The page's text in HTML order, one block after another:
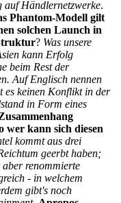
auf Händlernetzwerke.
Phantom-Modell gilt
solchen Launch in
? Was unsere
kann Erfolg
beim Rest der
Auf Englisch nennen
keinen Konflikt in der
in Form eines
wer kann sich diesen
kommt aus drei
geerbt haben;
renommierte
- in welchem
gibt's noch